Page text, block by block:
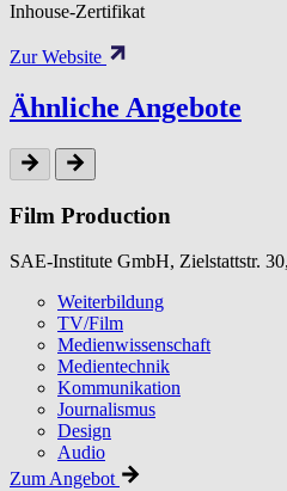
Inhouse-Zertifikat
Zur Website
Ähnliche Angebote
Film Production
SAE-Institute GmbH, Zielstattstr.
Weiterbildung
TV/Film
Medienwissenschaft
Medientechnik
Kommunikation
Journalismus
Design
Audio
Zum Angebot